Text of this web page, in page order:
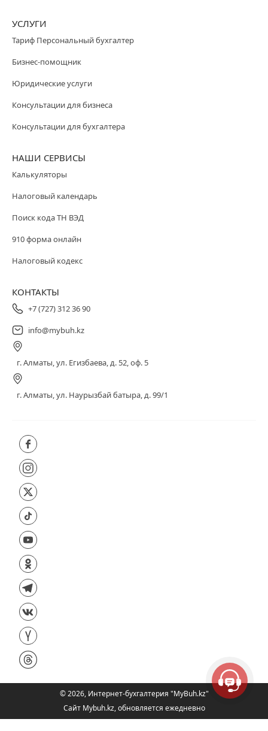
УСЛУГИ
Тариф Персональный бухгалтер
Бизнес-помощник
Юридические услуги
Консультации для бизнеса
Консультации для бухгалтера
НАШИ СЕРВИСЫ
Калькуляторы
Налоговый календарь
Поиск кода ТН ВЭД
910 форма онлайн
Налоговый кодекс
КОНТАКТЫ
+7 (727) 312 36 90
info@mybuh.kz
г. Алматы, ул. Егизбаева, д. 52, оф. 5
г. Алматы, ул. Наурызбай батыра, д. 99/1
©2026, Интернет-бухгалтерия "MyBuh.kz"
Сайт Mybuh.kz, обновляется ежедневно